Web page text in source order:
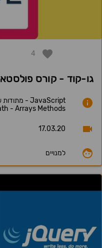
4
גו-קוד - קורס
- Arrays Methods
17.03.20
למנויים